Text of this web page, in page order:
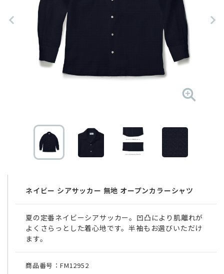
ネイビー シアサッカー 無地 オープンカラーシャツ
夏の定番ネイビーシアサッカー。凹凸により肌離れが
よくさらっとした着心地です。半袖もお選びいただけ
ます。
商品番号：FM12952